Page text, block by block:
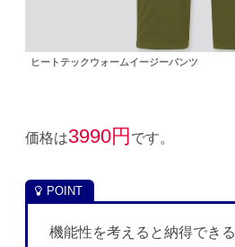
ヒートテックウォームイージーパンツ
価格は3990円 です。
機能性を考えると納得できる